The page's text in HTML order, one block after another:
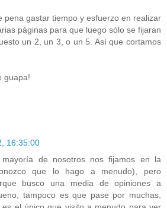
pena gastar tiempo y esfuerzo en realizar
páginas para que luego sólo se fijaran
un 2, un 3, o un 5. Así que cortamos
guapa!
16:35:00
de nosotros nos fijamos en la
que lo hago a menudo), pero
busco una media de opiniones a
tampoco es que pase por muchas,